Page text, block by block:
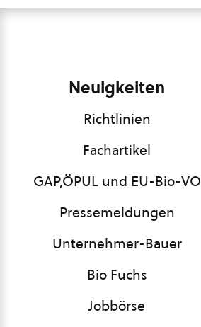
Neuigkeiten
Richtlinien
Fachartikel
GAP,ÖPUL und EU-Bio-VO
Pressemeldungen
Unternehmer-Bauer
Bio Fuchs
Jobbörse